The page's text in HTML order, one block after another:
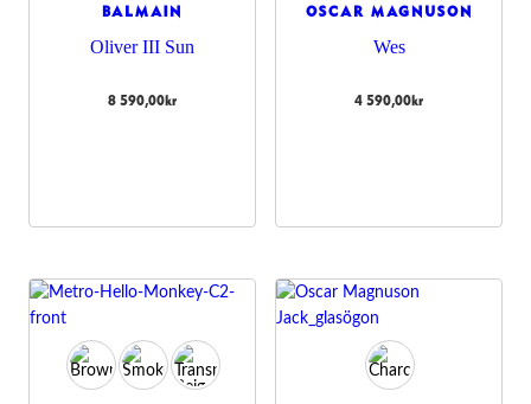
BALMAIN
Oliver III Sun
8 590,00kr
OSCAR MAGNUSON
Wes
4 590,00kr